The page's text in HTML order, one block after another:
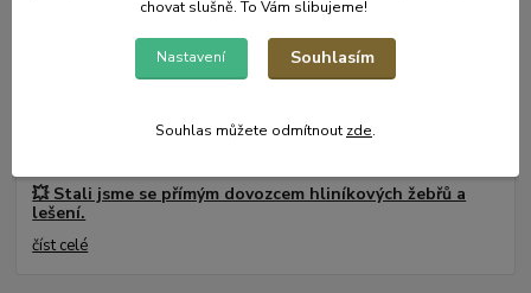
💥 Stali jsme se přímým dovozcem hliníkových žebřů a
lešení.
číst celé
chovat slušně. To Vám slibujeme!
Nastavení Souhlasím
Souhlas můžete odmítnout zde.